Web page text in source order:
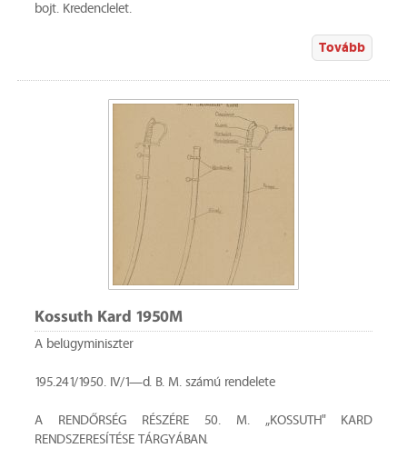
bojt. Kredenclelet.
Tovább
Kossuth Kard 1950M
A belügyminiszter
195.241/1950. IV/1—d. B. M. számú rendelete
A RENDŐRSÉG RÉSZÉRE 50. M. „KOSSUTH" KARD
RENDSZERESÍTÉSE TÁRGYÁBAN.